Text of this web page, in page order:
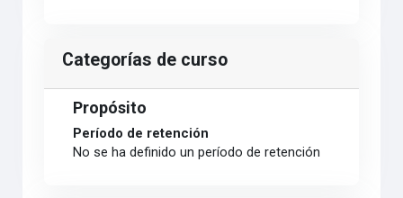
Categorías de curso
Propósito
Período de retención
No se ha definido un período de retención